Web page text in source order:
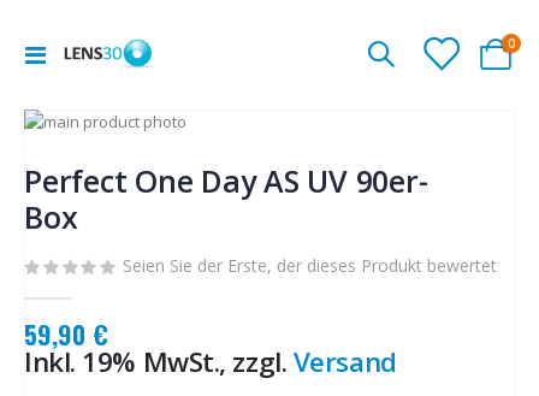
Navigation
Cart
0
Zum
der
Bildgalerie
springen
Anfang
der
Bildgalerie
Perfect One Day AS UV 90er-
Box
Seien Sie der Erste, der dieses Produkt bewertet
59,90 €
Inkl. 19% MwSt., zzgl.Versand